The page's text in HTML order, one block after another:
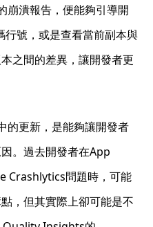
潰報告，便能夠引導開
號，或是查看當前副本與
之間的差異，讓開發者更
更新，是能夠讓開發者
。過去開發者在App
Crashlytics問題時，可能
，但其實際上卻可能是不